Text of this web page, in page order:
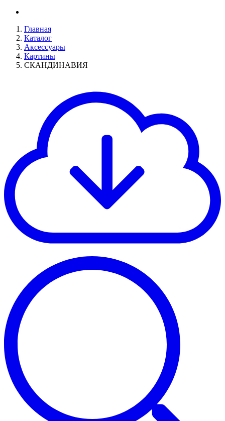
Главная
Каталог
Аксессуары
Картины
СКАНДИНАВИЯ